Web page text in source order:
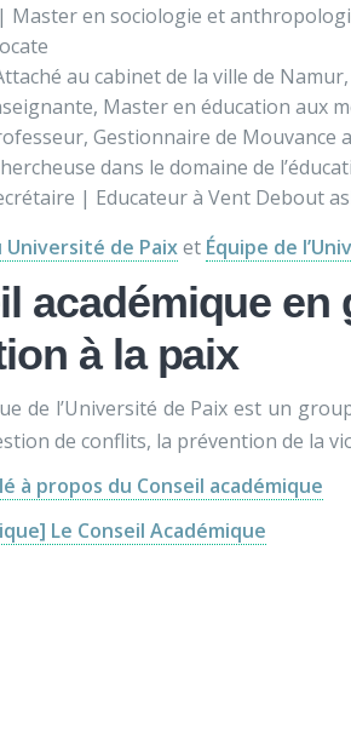
Master en sociologie et
au cabinet de la ville de
Master en éducation aux
Gestionnaire de Mouvance
dans le domaine de
| Educateur à Vent Debout
Université de Paixet Équipe de
académique
à la paix
de l’Université de Paix est un
de conflits, la prévention de la
à propos du Conseil académique
Le Conseil Académique